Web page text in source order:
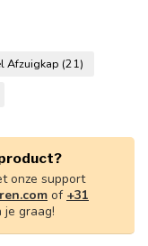
Afzuigkap (21)
onze support
of +31
je graag!